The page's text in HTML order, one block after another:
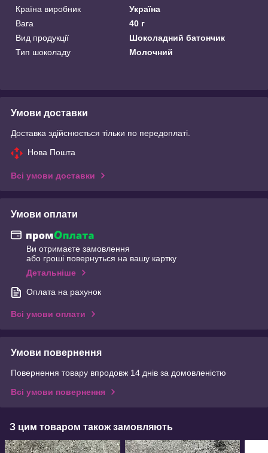
Країна виробник
Україна
Вага
40 г
Вид продукції
Шоколадний батончик
Тип шоколаду
Молочний
Умови доставки
Доставка здійснюється тільки по передоплаті.
Нова Пошта
Всі умови доставки
Умови оплати
Ви отримаєте замовлення
або гроші повернуться на вашу картку
Детальніше
Оплата на рахунок
Всі умови оплати
Умови повернення
Повернення товару впродовж 14 днів за домовленістю
Всі умови повернення
З цим товаром також замовляють